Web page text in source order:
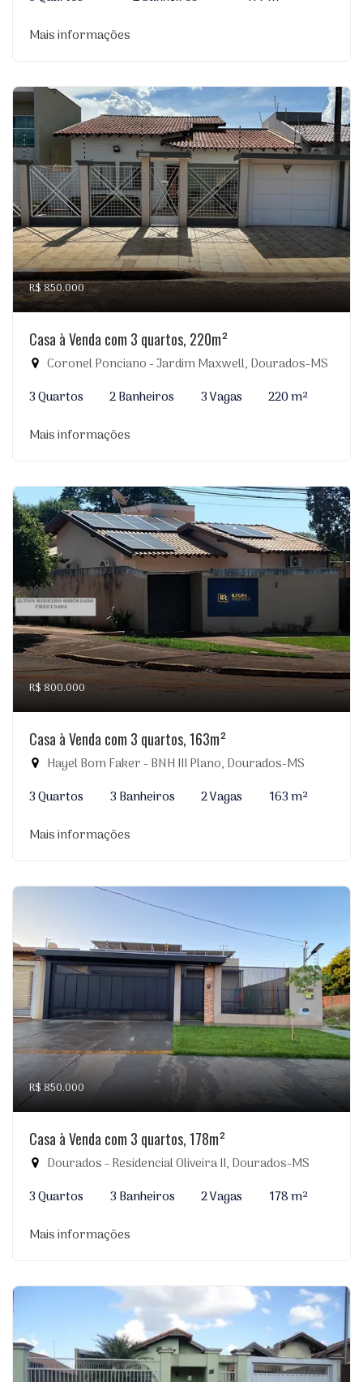
Mais informações
R$ 850.000
Casa à Venda com 3 quartos, 220m²
Coronel Ponciano - Jardim Maxwell, Dourados-MS
3 Quartos
2 Banheiros 3 Vagas
220 m²
Mais informações
R$ 800.000
Casa à Venda com 3 quartos, 163m²
Hayel Bom Faker - BNH III Plano, Dourados-MS
3 Quartos
3 Banheiros 2 Vagas
163 m²
Mais informações
R$ 850.000
Casa à Venda com 3 quartos, 178m²
Dourados - Residencial Oliveira II, Dourados-MS
3 Quartos
3 Banheiros 2 Vagas
178 m²
Mais informações